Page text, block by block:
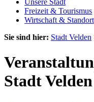
Unsere Stadt
Freizeit & Tourismus
Wirtschaft & Standort
Sie sind hier: Stadt Velden
Stadt Velden